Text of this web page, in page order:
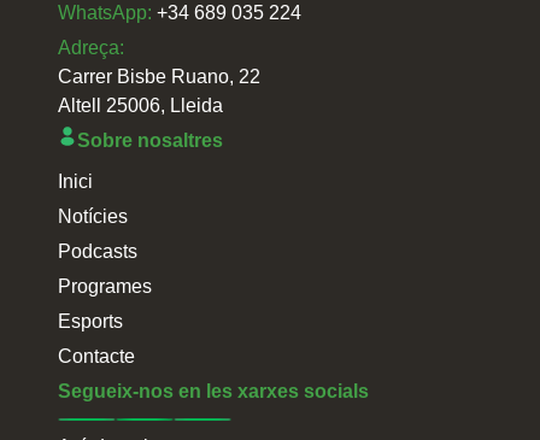
WhatsApp: +34 689 035 224
Adreça:
Carrer Bisbe Ruano, 22
Altell 25006, Lleida
Sobre nosaltres
Inici
Notícies
Podcasts
Programes
Esports
Contacte
Segueix-nos en les xarxes socials